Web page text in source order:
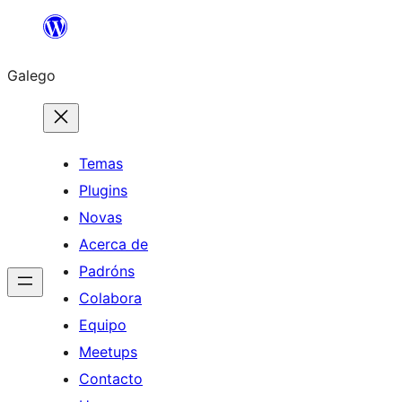
Saltar
contido
Galego
Temas
Plugins
Novas
Acerca de
Padróns
Colabora
Equipo
Meetups
Contacto